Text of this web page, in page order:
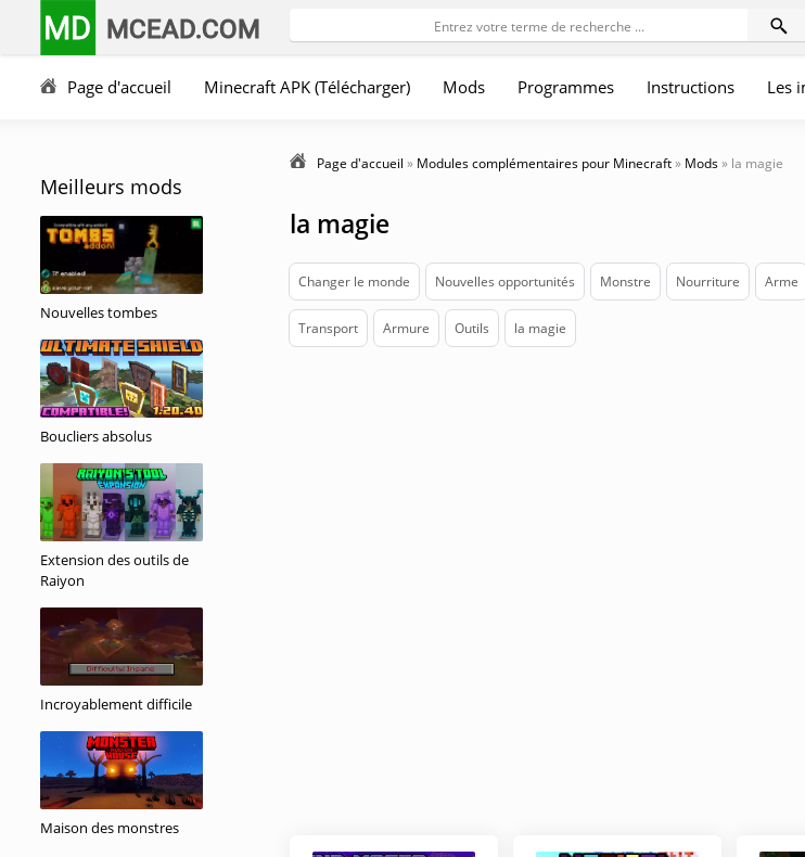
MD MCEAD.COM
Page d'accueil Minecraft APK (Télécharger) Mods Programmes Instructions Les
Meilleurs mods
Nouvelles tombes
Boucliers absolus
Extension des outils de
Raiyon
Incroyablement difficile
Maison des monstres
Page d'accueil » Modules complémentaires pour Minecraft» Mods» la magie
la magie
Changer le monde Nouvelles opportunités Monstre Nourriture Arme
Transport Armure Outils la magie